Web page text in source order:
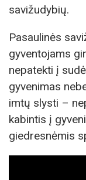
savižudybių.
Pasaulinės
gyventojams
nepatekti į
gyvenimas
imtų slysti –
kabintis į
giedresnėmis